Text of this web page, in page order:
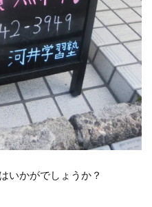
いかがでしょうか？